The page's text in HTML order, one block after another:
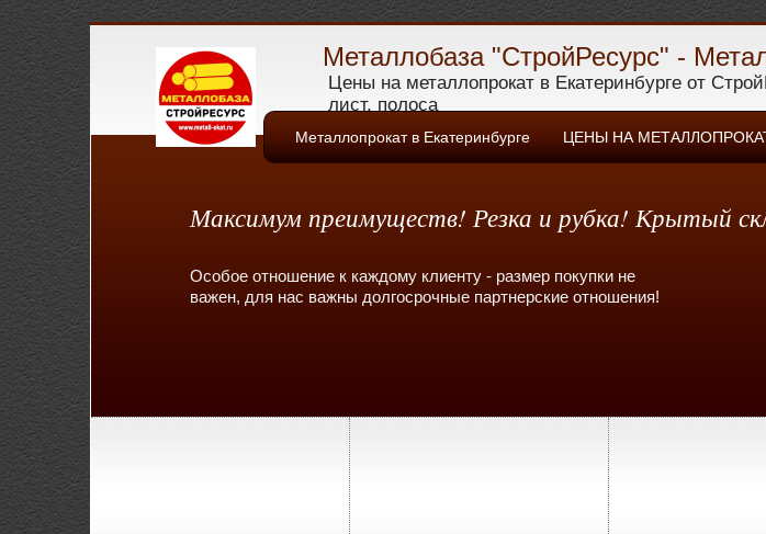
Металлобаза "СтройРесурс" -
Цены на металлопрокат в Екатеринбурге от
лист, полоса
Максимум преимуществ! Резка и рубка! Крытый
Особое отношение к каждому клиенту - размер покупки не
важен, для нас важны долгосрочные партнерские отношения!
Металлопрокат в Екатеринбурге ЦЕНЫ НА